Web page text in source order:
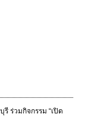
ร่วมกิจกรรม “เปิด